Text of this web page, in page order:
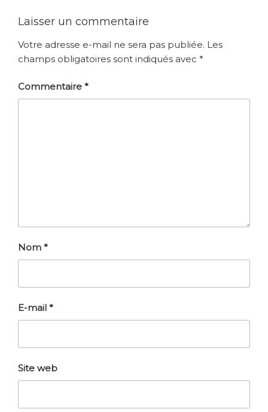
Laisser un commentaire
Votre adresse e-mail ne sera pas publiée. Les
champs obligatoires sont indiqués avec *
Commentaire *
Nom *
E-mail *
Site web